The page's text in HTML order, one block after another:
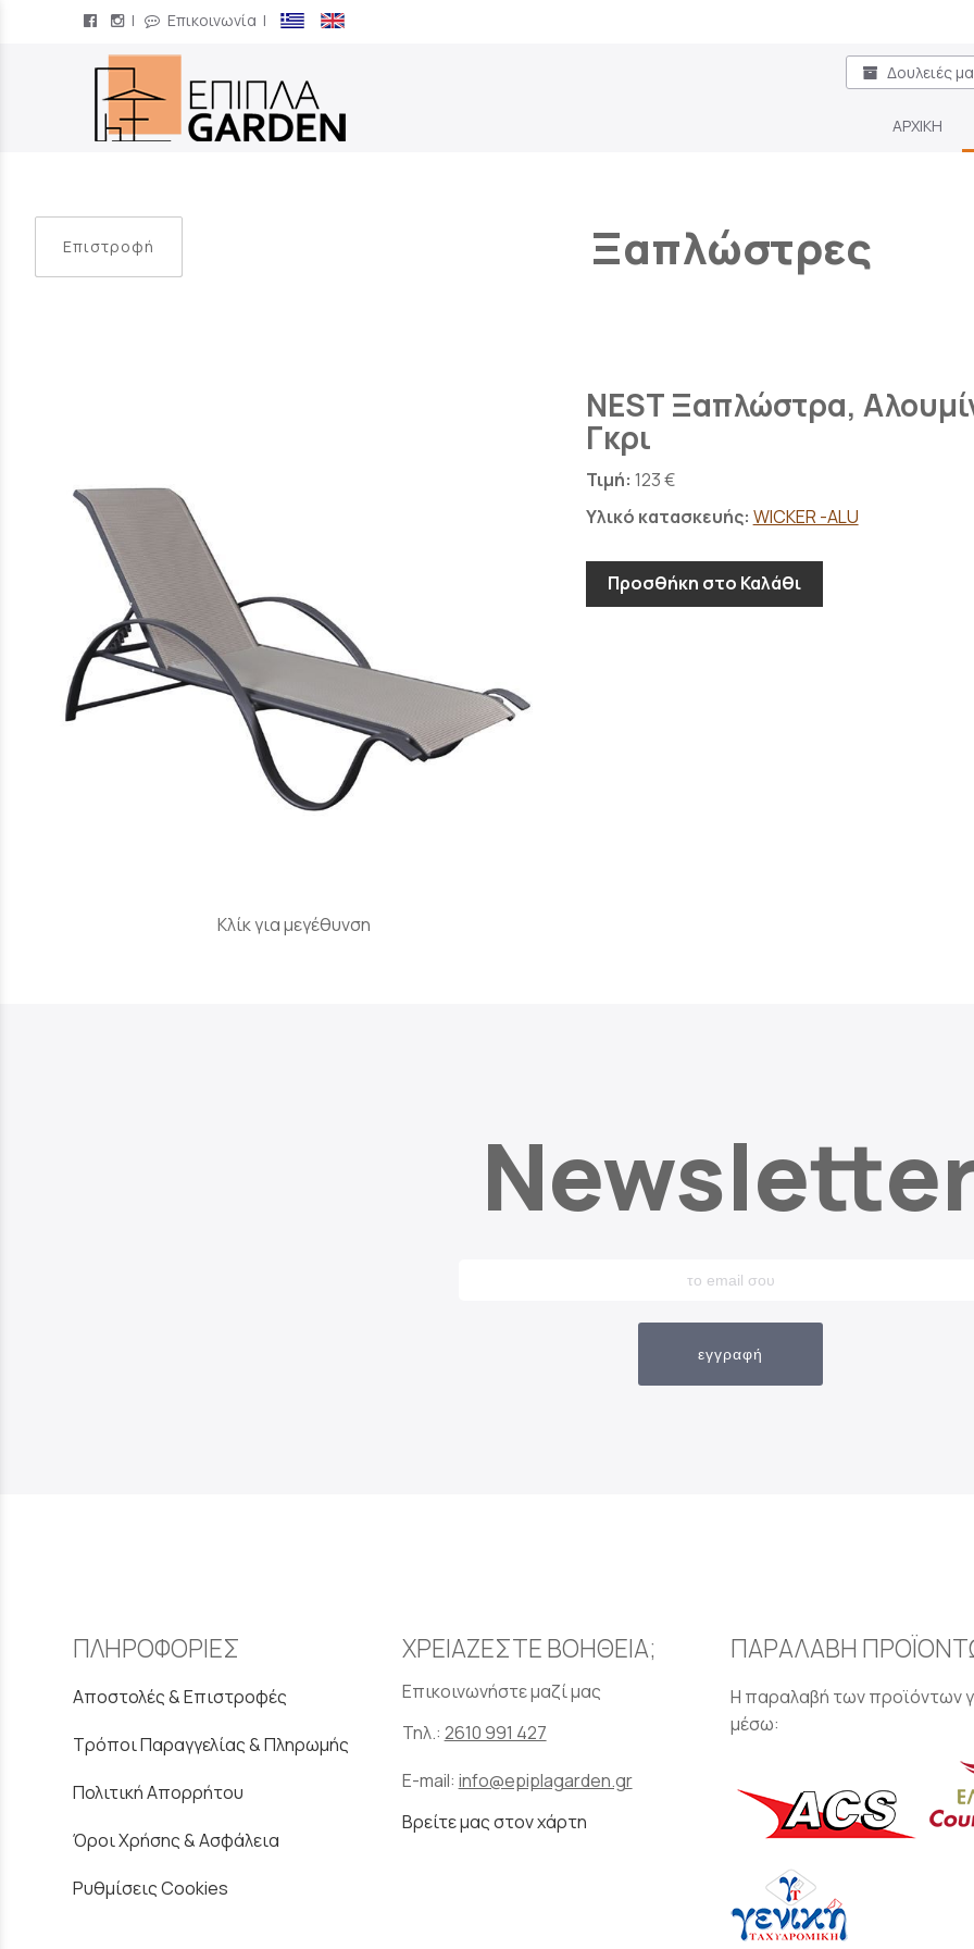
| Επικοινωνία |
Δουλειές
/
ΑΡΧΙΚΗ
Ξαπλώστρες
Επιστροφή
Κλίκ για μεγέθυνση
NEST Ξαπλώστρα,
Γκρι
Τιμή: 123 €
Υλικό κατασκευής: WICKER -ALU
Προσθήκη στο Καλάθι
εγγραφή
ΠΛΗΡΟΦΟΡΙΕΣ
Αποστολές & Επιστροφές
Τρόποι Παραγγελίας & Πληρωμής
Πολιτική Απορρήτου
Όροι Χρήσης & Ασφάλεια
Ρυθμίσεις Cookies
ΧΡΕΙΑΖΕΣΤΕ ΒΟΗΘΕΙΑ;
Επικοινωνήστε μαζί μας
Τηλ.: 2610 991 427
E-mail: info@epiplagarden.gr
Βρείτε μας στον χάρτη
ΠΑΡΑΛΑΒΗ
Η παραλαβή των προϊόντων
μέσω: